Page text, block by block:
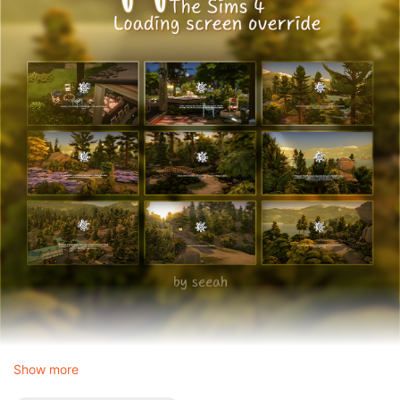
☀ Теплый июльский вечер в Коппердейле прямо на ваших
Show more